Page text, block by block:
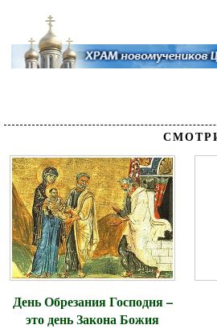
День Обрезания Господня –
это день Закона Божия